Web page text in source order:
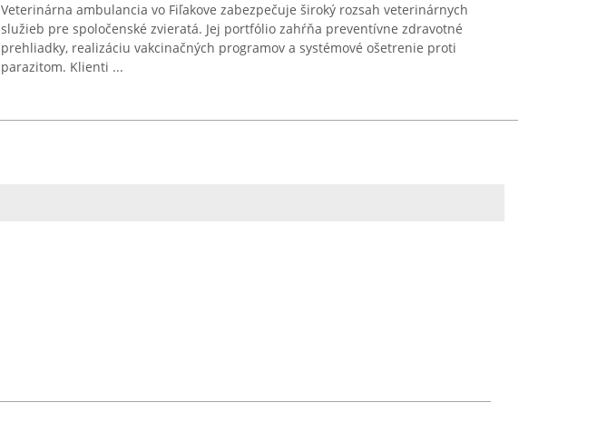
Veterinárna ambulancia vo Fiľakove zabezpečuje široký rozsah veterinárnych
služieb pre spoločenské zvieratá. Jej portfólio zahŕňa preventívne zdravotné
prehliadky, realizáciu vakcinačných programov a systémové ošetrenie proti
parazitom. Klienti ...